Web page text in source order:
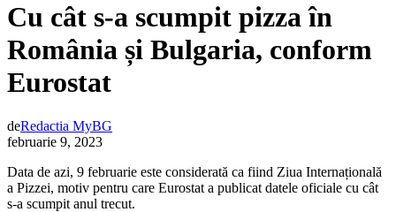
Cu cât s-a scumpit pizza în
România și Bulgaria, conform
Eurostat
deRedactia MyBG
februarie 9, 2023
Data de azi, 9 februarie este considerată ca fiind Ziua Internațională
a Pizzei, motiv pentru care Eurostat a publicat datele oficiale cu cât
s-a scumpit anul trecut.